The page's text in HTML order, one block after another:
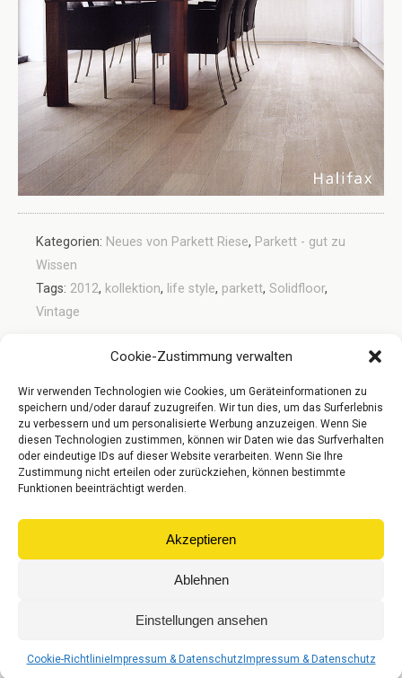
Cookie-Zustimmung verwalten
Wir verwenden Technologien wie Cookies, um Geräteinformationen zu
speichern und/oder darauf zuzugreifen. Wir tun dies, um das Surferlebnis
zu verbessern und um personalisierte Werbung anzuzeigen. Wenn Sie
diesen Technologien zustimmen, können wir Daten wie das Surfverhalten
oder eindeutige IDs auf dieser Website verarbeiten. Wenn Sie Ihre
Zustimmung nicht erteilen oder zurückziehen, können bestimmte
Funktionen beeinträchtigt werden.
Akzeptieren
Ablehnen
Einstellungen ansehen
Cookie-RichtlinieImpressum & DatenschutzImpressum & Datenschutz
Kategorien: Neues von Parkett Riese, Parkett - gut zu
Wissen
Tags: 2012, kollektion, life style, parkett, Solidfloor,
Vintage
Vorheriger Beitrag
Wie Pflegt Und Reinigt Man
Parkett- Oder Holzböden
Fachgerecht?
Nächster Beitrag
Messepreise - Parkett Und
Landhausdielen Im Angebot
Mobil Desktop